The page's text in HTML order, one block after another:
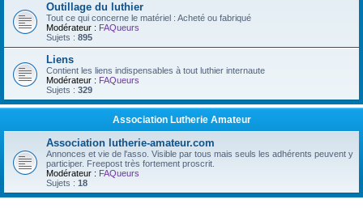
Outillage du luthier
Tout ce qui concerne le matériel : Acheté ou fabriqué
Modérateur : FAQueurs
Sujets : 895
Liens
Contient les liens indispensables à tout luthier internaute
Modérateur : FAQueurs
Sujets : 329
Association Lutherie Amateur
Association lutherie-amateur.com
Annonces et vie de l'asso. Visible par tous mais seuls les adhérents peuvent y
participer. Freepost très fortement proscrit.
Modérateur : FAQueurs
Sujets : 18